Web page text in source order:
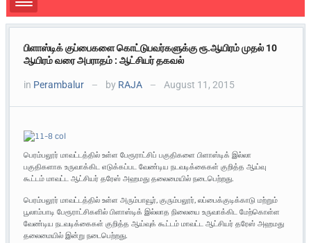
பிளாஸ்டிக் குப்பைகளை கொட்டுபவர்களுக்கு ரூ.ஆயிரம் முதல் 10
ஆயிரம் வரை அபராதம் : ஆட்சியர் தகவல்
in Perambalur — by RAJA — August 11, 2015
பெரம்பலூர் மாவட்டத்தில் உள்ள பேரூராட்சிப் பகுதிகளை பிளாஸ்டிக் இல்லா
பகுதிகளாக உருவாக்கிட எடுக்கப்பட வேண்டிய நடவடிக்கைகள் குறித்த ஆய்வு
கூட்டம் மாவட்ட ஆட்சியர் தரேஸ் அஹமது தலைமையில் நடைபெற்றது.
பெரம்பலூர் மாவட்டத்தில் உள்ள அரும்பாவூர், குரும்பலூர், லப்பைக்குடிக்காடு மற்றும்
பூலாம்பாடி பேரூராட்சிகளில் பிளாஸ்டிக் இல்லாத நிலையை உருவாக்கிட மேற்கொள்ள
வேண்டிய நடவடிக்கைகள் குறித்த ஆய்வுக் கூட்டம் மாவட்ட ஆட்சியர் தரேஸ் அஹமது
தலைமையில் இன்று நடைபெற்றது.